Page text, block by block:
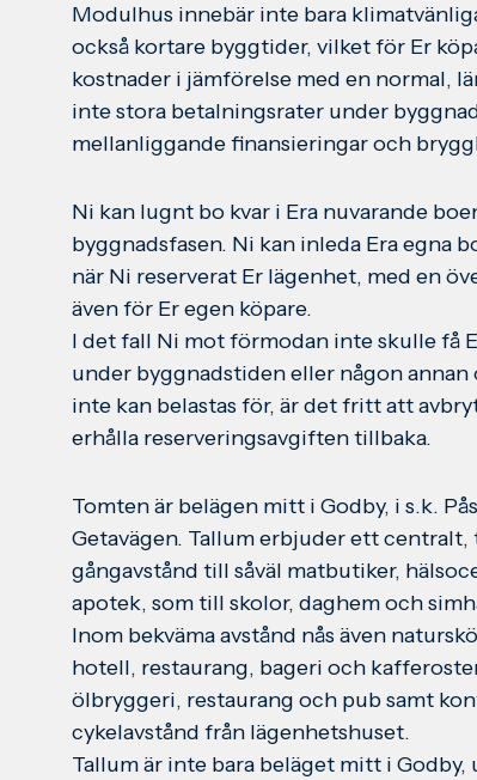
Modulhus innebär inte bara
också kortare byggtider, vilket för Er
kostnader i jämförelse med en normal,
inte stora betalningsrater under
mellanliggande finansieringar och
Ni kan lugnt bo kvar i Era nuvarande
byggnadsfasen. Ni kan inleda Era egna
när Ni reserverat Er lägenhet, med en
även för Er egen köpare.
I det fall Ni mot förmodan inte skulle få
under byggnadstiden eller någon
inte kan belastas för, är det fritt att
erhålla reserveringsavgiften tillbaka.
Tomten är belägen mitt i Godby, i s.k.
Getavägen. Tallum erbjuder ett
gångavstånd till såväl matbutiker,
apotek, som till skolor, daghem och
Inom bekväma avstånd nås även
hotell, restaurang, bageri och
ölbryggeri, restaurang och pub samt
cykelavstånd från lägenhetshuset.
Tallum är inte bara beläget mitt i Godby,